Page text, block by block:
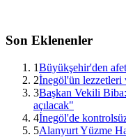
Son Eklenenler
1Büyükşehir'den
2İnegöl'ün lezzetleri
3Başkan Vekili
açılacak"
4İnegöl'de
5Alanyurt Yüzme